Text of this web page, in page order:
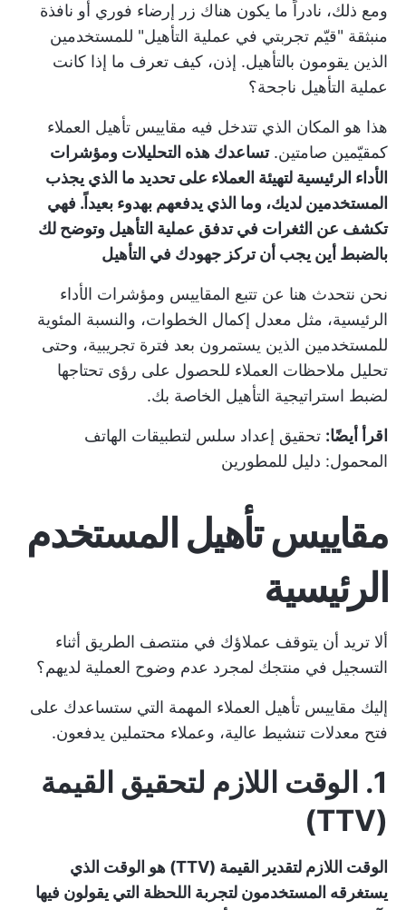
ومع ذلك، نادراً ما يكون هناك زر إرضاء فوري أو نافذة
منبثقة "قيّم تجربتي في عملية التأهيل" للمستخدمين
الذين يقومون بالتأهيل. إذن، كيف تعرف ما إذا كانت
عملية التأهيل ناجحة؟
هذا هو المكان الذي تتدخل فيه مقاييس تأهيل العملاء
كمقيّمين صامتين.تساعدك هذه التحليلات ومؤشرات
الأداء الرئيسية لتهيئة العملاء على تحديد ما الذي يجذب
المستخدمين لديك، وما الذي يدفعهم بهدوء بعيداً. فهي
تكشف عن الثغرات في تدفق عملية التأهيل وتوضح لك
بالضبط أين يجب أن تركز جهودك في التأهيل
نحن نتحدث هنا عن تتبع المقاييس ومؤشرات الأداء
الرئيسية، مثل معدل إكمال الخطوات، والنسبة المئوية
للمستخدمين الذين يستمرون بعد فترة تجريبية، وحتى
تحليل ملاحظات العملاء للحصول على رؤى تحتاجها
لضبط استراتيجية التأهيل الخاصة بك.
اقرأ أيضًا: تحقيق إعداد سلس لتطبيقات الهاتف
المحمول: دليل للمطورين
مقاييس تأهيل المستخدم
الرئيسية
ألا تريد أن يتوقف عملاؤك في منتصف الطريق أثناء
التسجيل في منتجك لمجرد عدم وضوح العملية لديهم؟
إليك مقاييس تأهيل العملاء المهمة التي ستساعدك على
فتح معدلات تنشيط عالية، وعملاء محتملين يدفعون.
1. الوقت اللازم لتحقيق القيمة
(TTV)
الوقت اللازم لتقدير القيمة (TTV) هو الوقت الذي
يستغرقه المستخدمون لتجربة اللحظة التي يقولون فيها